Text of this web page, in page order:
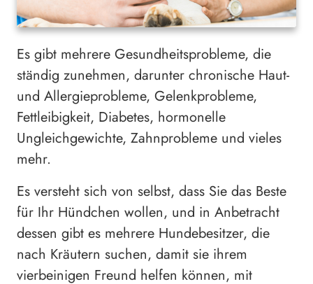
Es gibt mehrere Gesundheitsprobleme, die
ständig zunehmen, darunter chronische Haut-
und Allergieprobleme, Gelenkprobleme,
Fettleibigkeit, Diabetes, hormonelle
Ungleichgewichte, Zahnprobleme und vieles
mehr.
Es versteht sich von selbst, dass Sie das Beste
für Ihr Hündchen wollen, und in Anbetracht
dessen gibt es mehrere Hundebesitzer, die
nach Kräutern suchen, damit sie ihrem
vierbeinigen Freund helfen können, mit